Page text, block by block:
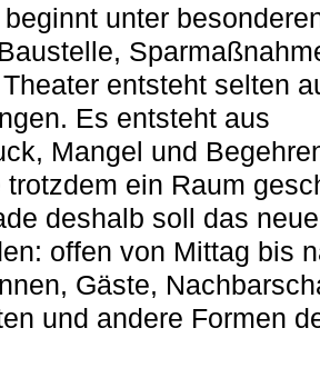
unter
entsteht selten
Es entsteht aus
Mangel und
ein Raum
deshalb soll das
offen von Mittag bis
Gäste,
und andere Formen